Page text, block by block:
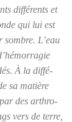
dif­fé­rents et
qui lui est
sombre. L’eau
hémor­ra­gie
À la dif­fé­
sa matière
des arthro­
vers de terre,